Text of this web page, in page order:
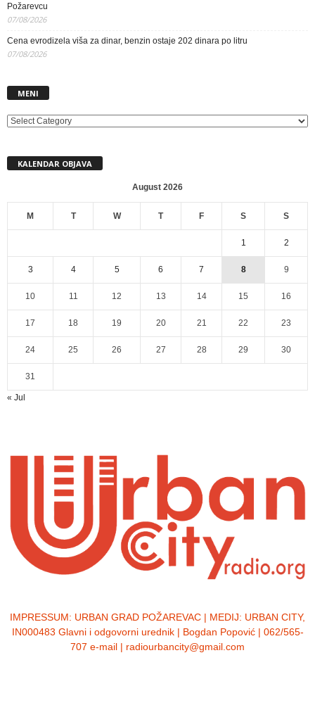
Požarevcu
07/08/2026
Cena evrodizela viša za dinar, benzin ostaje 202 dinara po litru
07/08/2026
MENI
MENI
KALENDAR OBJAVA
August 2026
M T W T F S S
1 2
3 4 5 6 7 8 9
10 11 12 13 14 15 16
17 18 19 20 21 22 23
24 25 26 27 28 29 30
31
« Jul
IMPRESSUM: URBAN GRAD POŽAREVAC | MEDIJ: URBAN CITY,
IN000483 Glavni i odgovorni urednik | Bogdan Popović | 062/565-
707 e-mail | radiourbancity@gmail.com